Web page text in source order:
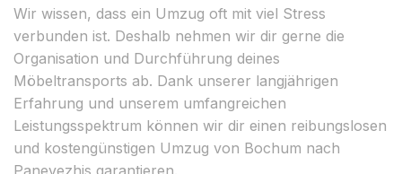
Wir wissen, dass ein Umzug oft mit viel Stress
verbunden ist. Deshalb nehmen wir dir gerne die
Organisation und Durchführung deines
Möbeltransports ab. Dank unserer langjährigen
Erfahrung und unserem umfangreichen
Leistungsspektrum können wir dir einen reibungslosen
und kostengünstigen Umzug von Bochum nach
Panevezhis garantieren.